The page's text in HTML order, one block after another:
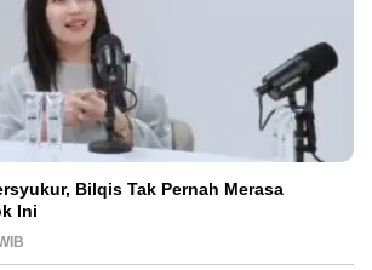
Bilqis Tak Pernah Merasa
Ini